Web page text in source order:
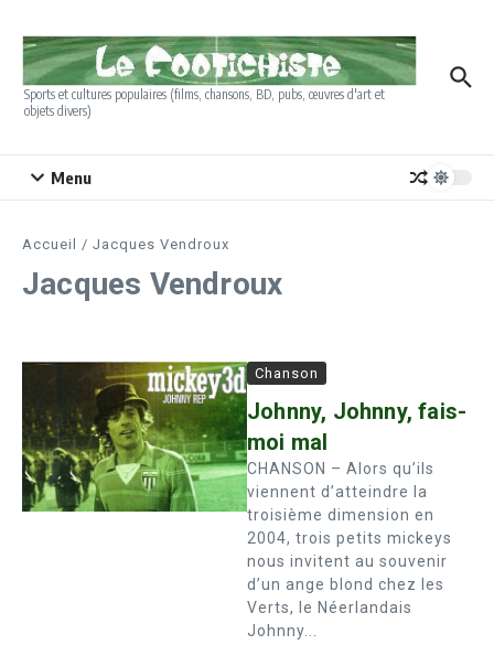
Sports et cultures populaires (films, chansons, BD, pubs, œuvres d'art et
objets divers)
Menu
Accueil / Jacques Vendroux
Jacques Vendroux
Chanson
Johnny, Johnny, fais-
moi mal
CHANSON – Alors qu’ils
viennent d’atteindre la
troisième dimension en
2004, trois petits mickeys
nous invitent au souvenir
d’un ange blond chez les
Verts, le Néerlandais
Johnny...